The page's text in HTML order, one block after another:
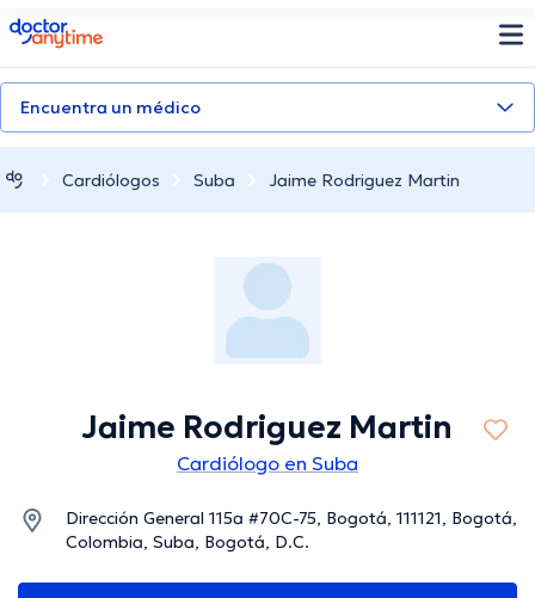
doctoranytime
Encuentra un médico
Cardiólogos Suba Jaime Rodriguez Martin
Jaime Rodriguez Martin
Cardiólogo en Suba
Dirección General 115a #70C-75, Bogotá, 111121, Bogotá,
Colombia, Suba, Bogotá, D.C.